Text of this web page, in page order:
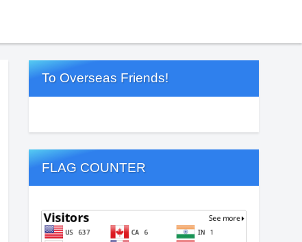
To Overseas Friends!
FLAG COUNTER